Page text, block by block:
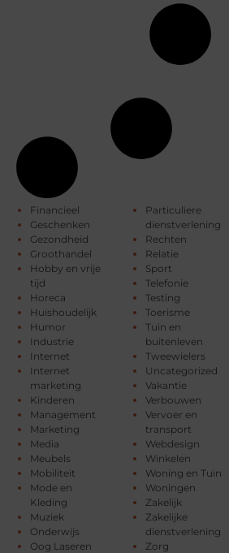
Financieel
Geschenken
Gezondheid
Groothandel
Hobby en vrije
tijd
Horeca
Huishoudelijk
Humor
Industrie
Internet
Internet
marketing
Kinderen
Management
Marketing
Media
Meubels
Mobiliteit
Mode en
Kleding
Muziek
Onderwijs
Oog Laseren
Particuliere
dienstverlening
Rechten
Relatie
Sport
Telefonie
Testing
Toerisme
Tuin en
buitenleven
Tweewielers
Uncategorized
Vakantie
Verbouwen
Vervoer en
transport
Webdesign
Winkelen
Woning en Tuin
Woningen
Zakelijk
Zakelijke
dienstverlening
Zorg